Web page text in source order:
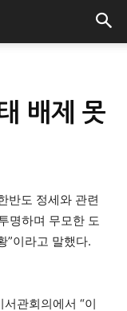
배제 못
반도 정세와 관련
명하며 무모한 도
”이라고 말했다.
관회의에서 “이